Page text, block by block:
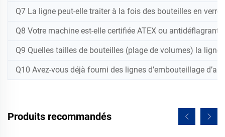
Q7 La ligne peut-elle traiter à la fois des bouteilles en
Q8 Votre machine est-elle certifiée ATEX ou
Q9 Quelles tailles de bouteilles (plage de volumes) la
Q10 Avez-vous déjà fourni des lignes d’embouteillage
Produits recommandés